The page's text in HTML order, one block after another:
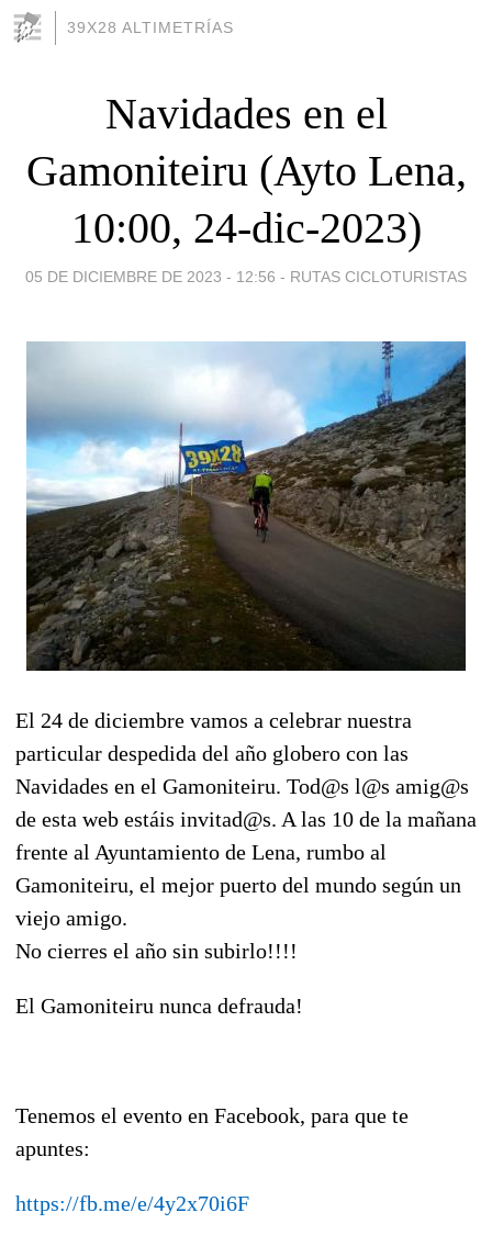
39X28 ALTIMETRÍAS
Navidades en el
Gamoniteiru (Ayto Lena,
10:00, 24-dic-2023)
05 DE DICIEMBRE DE 2023 - 12:56 - RUTAS CICLOTURISTAS
El 24 de diciembre vamos a celebrar nuestra
particular despedida del año globero con las
Navidades en el Gamoniteiru. Tod@s l@s amig@s
de esta web estáis invitad@s. A las 10 de la mañana
frente al Ayuntamiento de Lena, rumbo al
Gamoniteiru, el mejor puerto del mundo según un
viejo amigo.
No cierres el año sin subirlo!!!!
El Gamoniteiru nunca defrauda!
Tenemos el evento en Facebook, para que te
apuntes:
https://fb.me/e/4y2x70i6F